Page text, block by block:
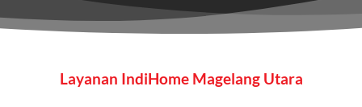
maupun individu yang membutuhkan konektivitas dan
hiburan berkualitas tinggi.
Layanan IndiHome Magelang Utara